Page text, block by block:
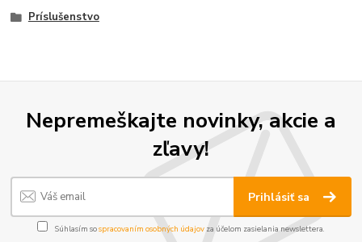
Príslušenstvo
Nepremeškajte novinky, akcie a
zľavy!
Prihlásiť sa
Súhlasím sospracovaním osobných údajov za účelom zasielania newslettera.